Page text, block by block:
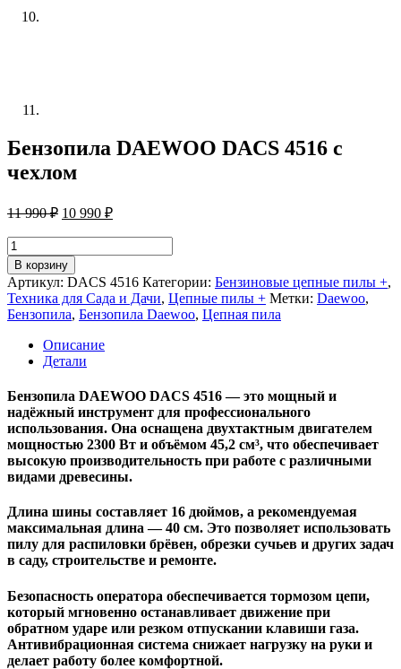
Бензопила DAEWOO DACS 4516 с
чехлом
11 990₽ Первоначальная
составляла
11
990 ₽.
10 990 ₽Текущая
10
990 ₽.
Количество
товара
Бензопила
DAEWOO
DACS
4516
чехлом
В корзину
Артикул: DACS 4516 Категории: Бензиновые цепные пилы +,
Техника для Сада и Дачи, Цепные пилы + Метки: Daewoo,
Бензопила, Бензопила Daewoo, Цепная пила
Описание
Детали
Бензопила DAEWOO DACS 4516 — это мощный и
надёжный инструмент для профессионального
использования. Она оснащена двухтактным двигателем
мощностью 2300 Вт и объёмом 45,2 см³, что обеспечивает
высокую производительность при работе с различными
видами древесины.
Длина шины составляет 16 дюймов, а рекомендуемая
максимальная длина — 40 см. Это позволяет использовать
пилу для распиловки брёвен, обрезки сучьев и других задач
в саду, строительстве и ремонте.
Безопасность оператора обеспечивается тормозом цепи,
который мгновенно останавливает движение при
обратном ударе или резком отпускании клавиши газа.
Антивибрационная система снижает нагрузку на руки и
делает работу более комфортной.